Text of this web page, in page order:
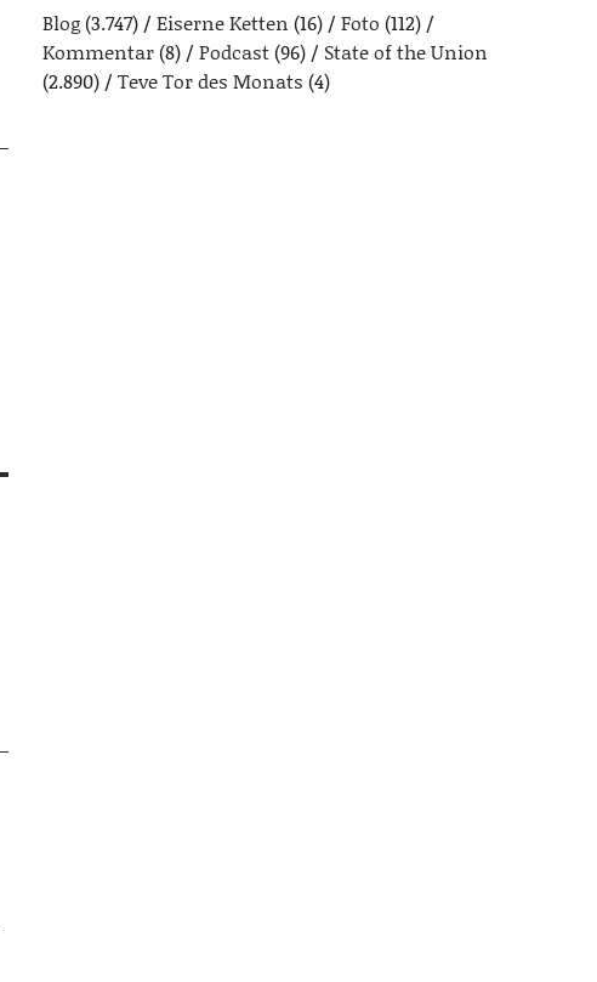
Blog(3.747) Eiserne Ketten (16) Foto (112)
Kommentar(8) Podcast(96)
State of the Union
(2.890)
Teve Tor des Monats (4)